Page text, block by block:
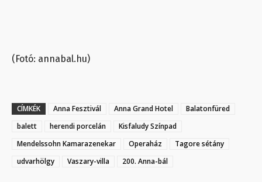
(Fotó: annabal.hu)
CÍMKÉK Anna Fesztivál Anna Grand Hotel
Balatonfüred
balett
herendi porcelán
Kisfaludy Színpad
Mendelssohn Kamarazenekar
Operaház
Tagore sétány
udvarhölgy
Vaszary-villa 200. Anna-bál